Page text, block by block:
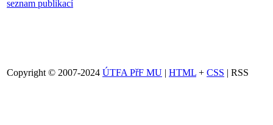
seznam publikací
Copyright © 2007-2024 ÚTFA PřF MU | HTML + CSS | RSS